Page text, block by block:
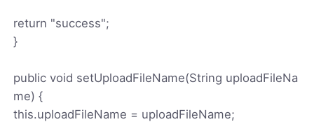
return "success";
}
public void setUploadFileName(String uploadFileNa
me) {
this.uploadFileName = uploadFileName;